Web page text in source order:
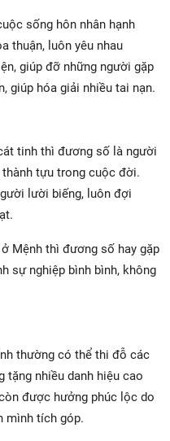
sống hôn nhân hạnh
thuận, luôn yêu nhau
giúp đỡ những người gặp
giúp hóa giải nhiều tai nạn.
tinh thì đương số là người
tựu trong cuộc đời.
lười biếng, luôn đợi
Mệnh thì đương số hay gặp
sự nghiệp bình bình, không
thường có thể thi đỗ các
tặng nhiều danh hiệu cao
được hưởng phúc lộc do
mình tích góp.